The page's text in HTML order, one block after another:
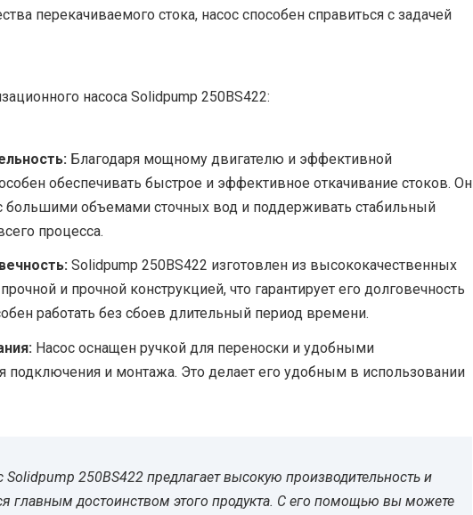
перекачиваемого стока, насос способен справиться с задачей
насоса Solidpump 250BS422:
Благодаря мощному двигателю и эффективной
обеспечивать быстрое и эффективное откачивание стоков. Он
большими объемами сточных вод и поддерживать стабильный
процесса.
Solidpump 250BS422 изготовлен из высококачественных
и прочной конструкцией, что гарантирует его долговечность
работать без сбоев длительный период времени.
Насос оснащен ручкой для переноски и удобными
подключения и монтажа. Это делает его удобным в использовании
250BS422 предлагает высокую производительность и
главным достоинством этого продукта. С его помощью вы можете